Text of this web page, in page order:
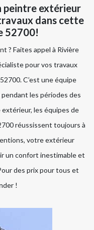
peintre extérieur
dans cette
52700!
? Faites appel à Rivière
pour vos travaux
C’est une équipe
les périodes des
les équipes de
réussissent toujours à
votre extérieur
un confort inestimable et
des prix pour tous et
!